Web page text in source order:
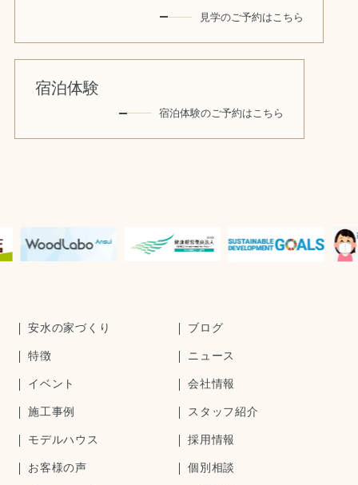
見学のご予約はこちら
宿泊体験
宿泊体験のご予約はこちら
安水の家づくり
特徴
イベント
施工事例
モデルハウス
お客様の声
ブログ
ニュース
会社情報
スタッフ紹介
採用情報
個別相談